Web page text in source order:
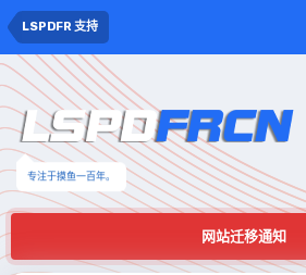
LSPDFR 支持
专注于摸鱼一百年。
网站迁移通知